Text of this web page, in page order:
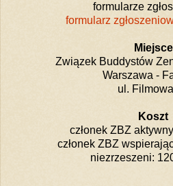
formularze
formularz
Miejsce
Związek Buddystów
Warszawa -
ul.
Koszt
członek ZBZ
członek ZBZ
niezrzeszeni: